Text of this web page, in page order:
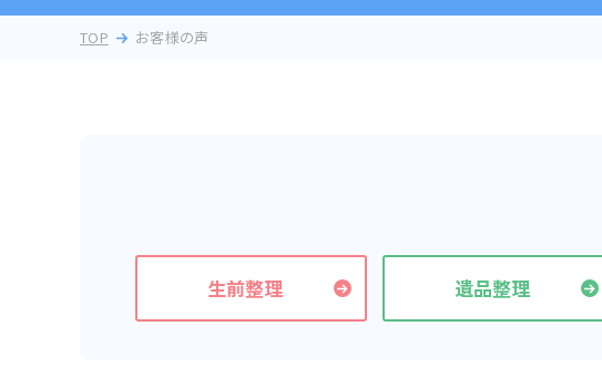
TOP お客様の声
生前整理 遺品整理